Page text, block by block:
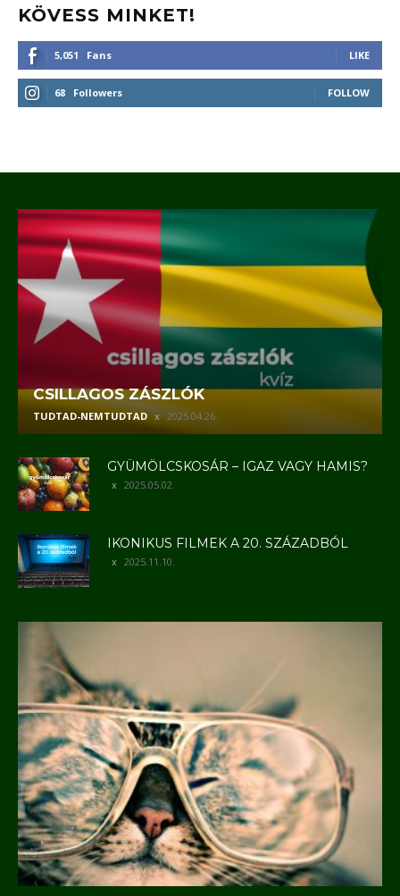
KÖVESS MINKET!
5,051 Fans LIKE
68 Followers FOLLOW
CSILLAGOS ZÁSZLÓK
TUDTAD-NEMTUDTAD 2025.04.26.
GYÜMÖLCSKOSÁR – IGAZ VAGY HAMIS?
2025.05.02.
IKONIKUS FILMEK A 20. SZÁZADBÓL
2025.11.10.